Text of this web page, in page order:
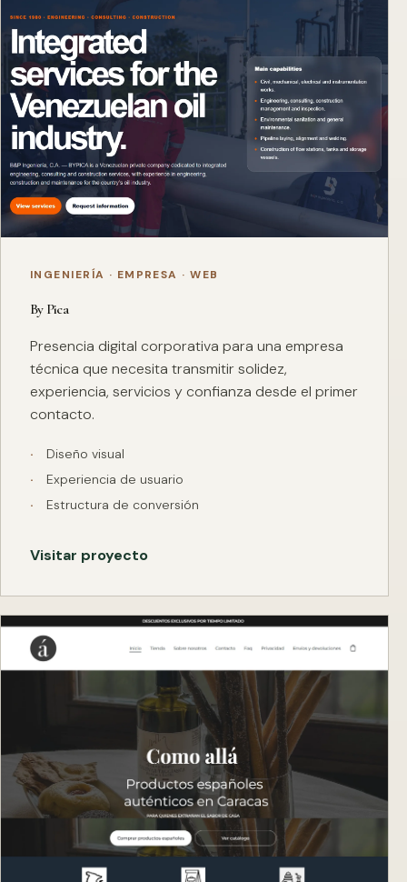
INGENIERÍA · EMPRESA · WEB
By Pica
Presencia digital corporativa para una empresa
técnica que necesita transmitir solidez,
experiencia, servicios y confianza desde el primer
contacto.
Diseño visual
Experiencia de usuario
Estructura de conversión
Visitar proyecto